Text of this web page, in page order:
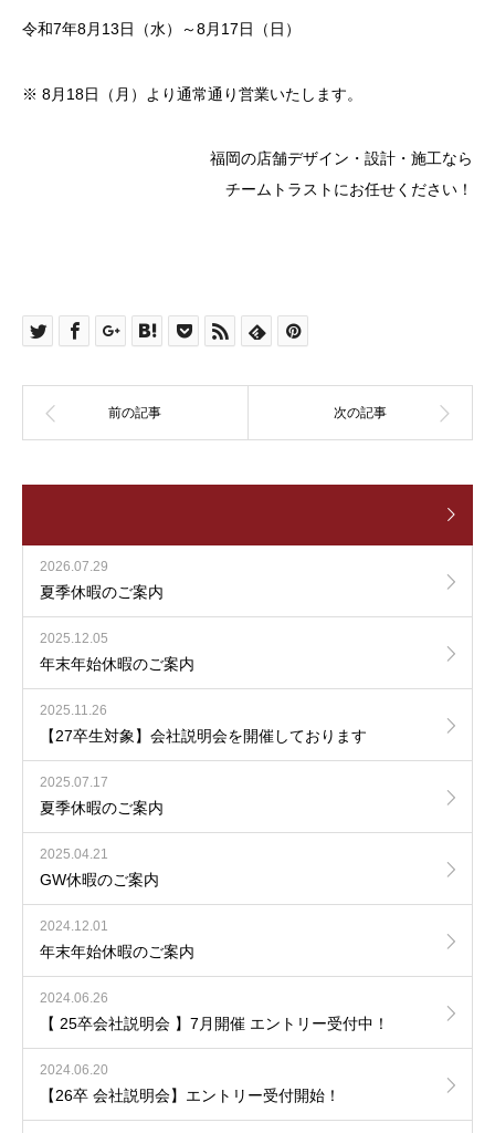
令和7年8月13日（水）～8月17日（日）
※ 8月18日（月）より通常通り営業いたします。
福岡の店舗デザイン・設計・施工なら
チームトラストにお任せください！
2026.07.29
夏季休暇のご案内
2025.12.05
年末年始休暇のご案内
2025.11.26
【27卒生対象】会社説明会を開催しております
2025.07.17
夏季休暇のご案内
2025.04.21
GW休暇のご案内
2024.12.01
年末年始休暇のご案内
2024.06.26
【 25卒会社説明会 】7月開催 エントリー受付中！
2024.06.20
【26卒 会社説明会】エントリー受付開始！